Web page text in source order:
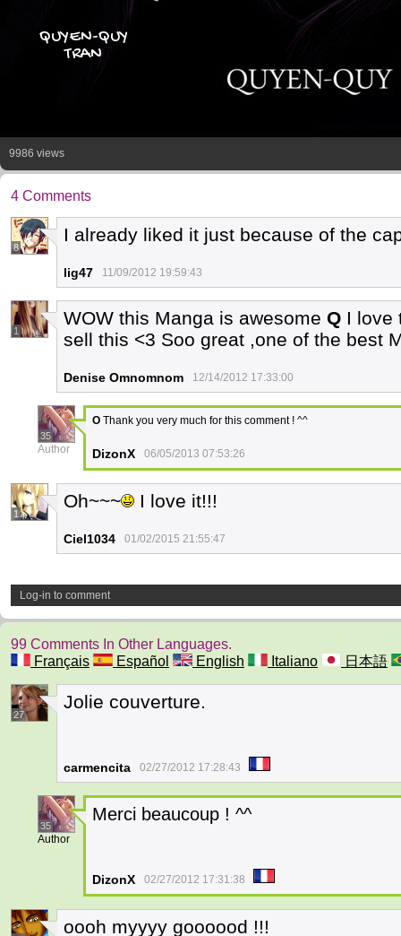
QUYEN-QUY
TRAN
9986 views
4 Comments
8
I already liked it just because of the
lig47 11/09/2012 19:59:43
1
WOW this Manga is awesome Q I love
sell this <3 Soo great ,one of the best
Denise Omnomnom 12/14/2012 17:33:00
35
Author
O Thank you very much for this comment ! ^^
DizonX 06/05/2013 07:53:26
1
Oh~~~ I love it!!!
Ciel1034 01/02/2015 21:55:47
Log-in to comment
99 Comments In Other Languages.
Français
Español English Italiano 日本語
27
Jolie couverture.
carmencita 02/27/2012 17:28:43
35
Author
Merci beaucoup ! ^^
DizonX 02/27/2012 17:31:38
oooh myyyy goooood !!!